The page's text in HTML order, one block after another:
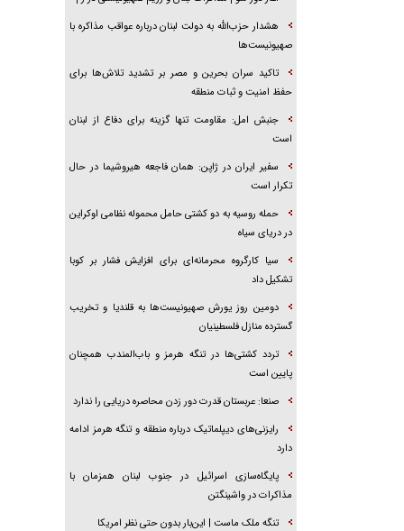
هشدار حزب‌الله به دولت لبنان درباره عواقب مذاکره با
صهیونیست‌ها
تاکید سران بحرین و مصر بر تشدید تلاش‌ها برای
حفظ امنیت و ثبات منطقه
جنبش امل: مقاومت تنها گزینه برای دفاع از لبنان
است
سفیر ایران در ژاپن: همان فاجعه هیروشیما در حال
تکرار است
حمله روسیه به دو کشتی حامل محموله نظامی اوکراین
در دریای سیاه
سیا کارگروه محرمانه‌ای برای افزایش فشار بر کوبا
تشکیل داد
دومین روز یورش صهیونیست‌ها به قلندیا و تخریب
گسترده منازل فلسطینیان
تردد کشتی‌ها در تنگه هرمز و باب‌المندب همچنان
پایین است
صنعا: عربستان قدرت دور زدن محاصره دریایی را ندارد
رایزنی‌های دیپلماتیک درباره منطقه و تنگه هرمز ادامه
دارد
پایگاه‌سازی اسرائیل در جنوب لبنان همزمان با
مذاکرات در واشینگتن
تنگه ملک ماست | این‌بار بدون حتی نظر امریکا